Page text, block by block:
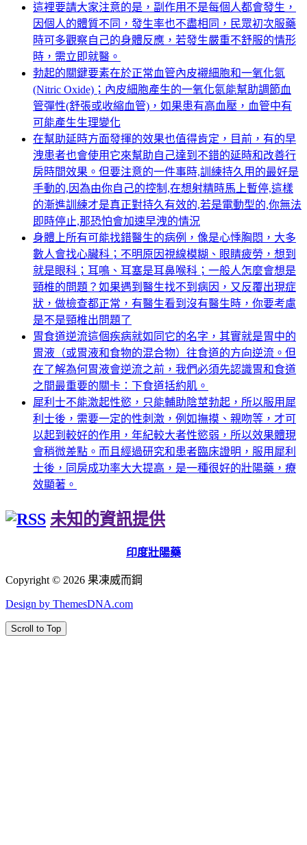
這裡要請大家注意的是，副作用不是每個人都會發生，
因個人的體質不同，發生率也不盡相同，民眾初次服藥
時可多觀察自己的身體反應，若發生嚴重不舒服的情形
時，需立即就醫。
勃起的關鍵要素在於正常血管內皮襯細胞和一氧化氮
(Nitric Oxide)；內皮細胞產生的一氧化氮能幫助調節血
管彈性(舒張或收縮血管)，如果患有高血壓，血管中有
可能產生生理變化
在幫助延時方面發揮的效果也值得肯定，目前，有的早
洩患者也會使用它來幫助自己達到不錯的延時和改善行
房時間效果。但要注意的一件事時,訓練持久用的最好是
手動的,因為由你自己的控制,在想射精時馬上暫停,這樣
的漸進訓練才是真正對持久有效的,若是電動型的,你無法
即時停止,那恐怕會加速早洩的情況
身體上所有可能找錯醫生的病例，像是心悸胸悶，大多
數人會找心臟科；不明原因視線模糊、眼睛疲勞，想到
就是眼科；耳鳴、耳塞是耳鼻喉科；一般人怎麼會想是
頸椎的問題？如果遇到醫生找不到病因，又反覆出現症
狀，做檢查都正常，有醫生看到沒有醫生時，你要考慮
是不是頸椎出問題了
胃食道逆流這個疾病就如同它的名字，其實就是胃中的
胃液（或胃液和食物的混合物）往食道的方向逆流。但
在了解為何胃液會逆流之前，我們必須先認識胃和食道
之間最重要的關卡：下食道括約肌。
犀利士不能激起性慾，只能輔助陰莖勃起，所以服用犀
利士後，需要一定的性刺激，例如撫摸、親吻等，才可
以起到較好的作用，年紀較大者性慾弱，所以效果體現
會稍微差點。而且經過研究和患者臨床證明，服用犀利
士後，同房成功率大大提高，是一種很好的壯陽藥，療
效顯著。
未知的資訊提供
印度壯陽藥
Copyright © 2026 果凍威而鋼
Design by ThemesDNA.com
Scroll to Top